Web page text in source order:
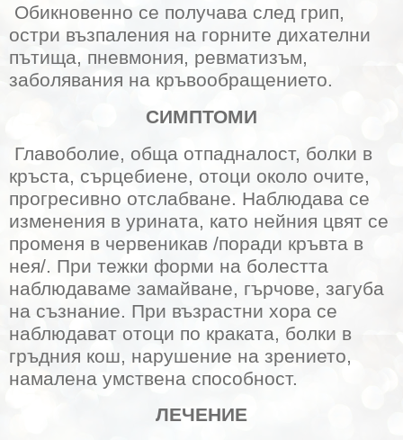
Обикновенно се получава след грип,
остри възпаления на горните дихателни
пътища, пневмония, ревматизъм,
заболявания на кръвообращението.
СИМПТОМИ
Главоболие, обща отпадналост, болки в
кръста, сърцебиене, отоци около очите,
прогресивно отслабване. Наблюдава се
изменения в урината, като нейния цвят се
променя в червеникав /поради кръвта в
нея/. При тежки форми на болестта
наблюдаваме замайване, гърчове, загуба
на съзнание. При възрастни хора се
наблюдават отоци по краката, болки в
гръдния кош, нарушение на зрението,
намалена умствена способност.
ЛЕЧЕНИЕ